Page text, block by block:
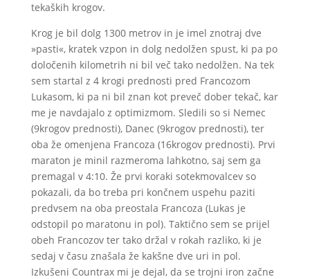
tekaških krogov.
Krog je bil dolg 1300 metrov in je imel znotraj dve
»pasti«, kratek vzpon in dolg nedolžen spust, ki pa po
določenih kilometrih ni bil več tako nedolžen. Na tek
sem startal z 4 krogi prednosti pred Francozom
Lukasom, ki pa ni bil znan kot preveč dober tekač, kar
me je navdajalo z optimizmom. Sledili so si Nemec
(9krogov prednosti), Danec (9krogov prednosti), ter
oba že omenjena Francoza (16krogov prednosti). Prvi
maraton je minil razmeroma lahkotno, saj sem ga
premagal v 4:10. Že prvi koraki sotekmovalcev so
pokazali, da bo treba pri končnem uspehu paziti
predvsem na oba preostala Francoza (Lukas je
odstopil po maratonu in pol). Taktično sem se prijel
obeh Francozov ter tako držal v rokah razliko, ki je
sedaj v času znašala že kakšne dve uri in pol.
Izkušeni Countrax mi je dejal, da se trojni iron začne